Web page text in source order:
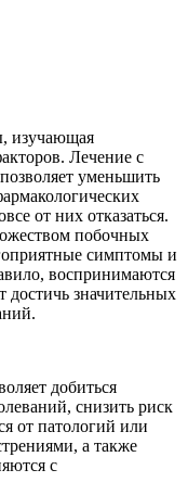
изучающая
Лечение с
уменьшить
от них отказаться.
побочных
симптомы и
воспринимаются
достичь значительных
добиться
снизить риск
от патологий или
а также
с